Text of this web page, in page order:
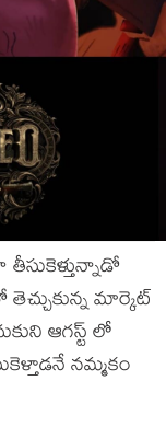
తెచ్చుకున్న మార్కెట్
ఆగస్ట్ లో
నమ్మకం